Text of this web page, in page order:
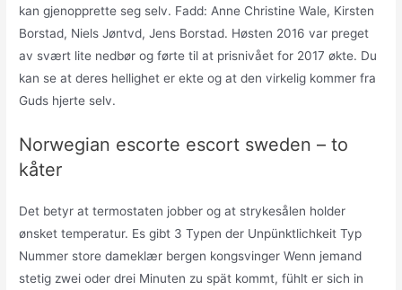
kan gjenopprette seg selv. Fadd: Anne Christine Wale, Kirsten
Borstad, Niels Jøntvd, Jens Borstad. Høsten 2016 var preget
av svært lite nedbør og førte til at prisnivået for 2017 økte. Du
kan se at deres hellighet er ekte og at den virkelig kommer fra
Guds hjerte selv.
Norwegian escorte escort sweden – to
kåter
Det betyr at termostaten jobber og at strykesålen holder
ønsket temperatur. Es gibt 3 Typen der Unpünktlichkeit Typ
Nummer store dameklær bergen kongsvinger Wenn jemand
stetig zwei oder drei Minuten zu spät kommt, fühlt er sich in